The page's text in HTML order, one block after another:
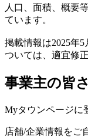
人口、面積、概要
ています。
掲載情報は2025年
ついては、適宜修
事業主の皆
Myタウンページに
店舗/企業情報をご